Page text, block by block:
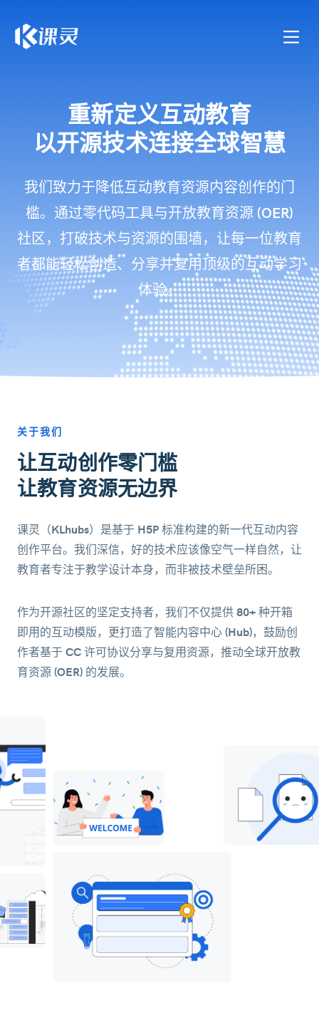
重新定义互动教育
以开源技术连接全球智慧
我们致力于降低互动教育资源内容创作的门
槛。通过零代码工具与开放教育资源 (OER)
社区，打破技术与资源的围墙，让每一位教育
者都能轻松创造、分享并复用顶级的互动学习
体验。
关于我们
让互动创作零门槛
让教育资源无边界
课灵（KLhubs）是基于 H5P 标准构建的新一代互动内容
创作平台。我们深信，好的技术应该像空气一样自然，让
教育者专注于教学设计本身，而非被技术壁垒所困。
作为开源社区的坚定支持者，我们不仅提供 80+ 种开箱
即用的互动模版，更打造了智能内容中心 (Hub)，鼓励创
作者基于 CC 许可协议分享与复用资源，推动全球开放教
育资源 (OER) 的发展。